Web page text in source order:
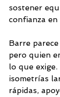
sostener
confianza en
Barre
pero quien
lo que
isometrías
rápidas,